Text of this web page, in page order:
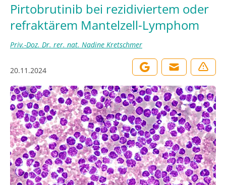
Pirtobrutinib bei rezidiviertem oder
refraktärem Mantelzell-Lymphom
Priv.-Doz. Dr. rer. nat. Nadine Kretschmer
20.11.2024